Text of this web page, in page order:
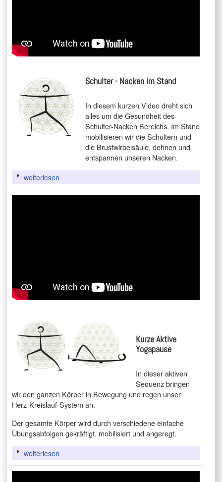
Schulter - Nacken im Stand
In diesem kurzen Video dreht sich
alles um die Gesundheit des
Schulter-Nacken Bereichs. Im Stand
mobilisieren wir die Schultern und
die Brustwirbelsäule, dehnen und
entspannen unseren Nacken.
weiterlesen
Kurze Aktive
Yogapause
In dieser aktiven
Sequenz bringen
wir den ganzen Körper in Bewegung und regen unser
Herz-Kreislauf-System an.
Der gesamte Körper wird durch verschiedene einfache
Übungsabfolgen gekräftigt, mobilisiert und angeregt.
weiterlesen